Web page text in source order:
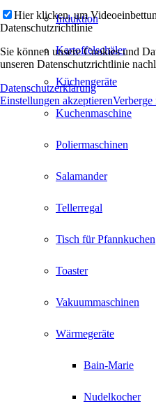
Induktion
Kartoffelschäler
Küchengeräte
Kuchenmaschine
Poliermaschinen
Salamander
Tellerregal
Tisch für Pfannkuchen
Toaster
Vakuummaschinen
Wärmegeräte
Bain-Marie
Nudelkocher
Hier klicken, um
Datenschutzrichtlinie
Sie können unsere Cookies und
unseren Datenschutzrichtlinie
Datenschutzerklärung
Einstellungen akzeptieren